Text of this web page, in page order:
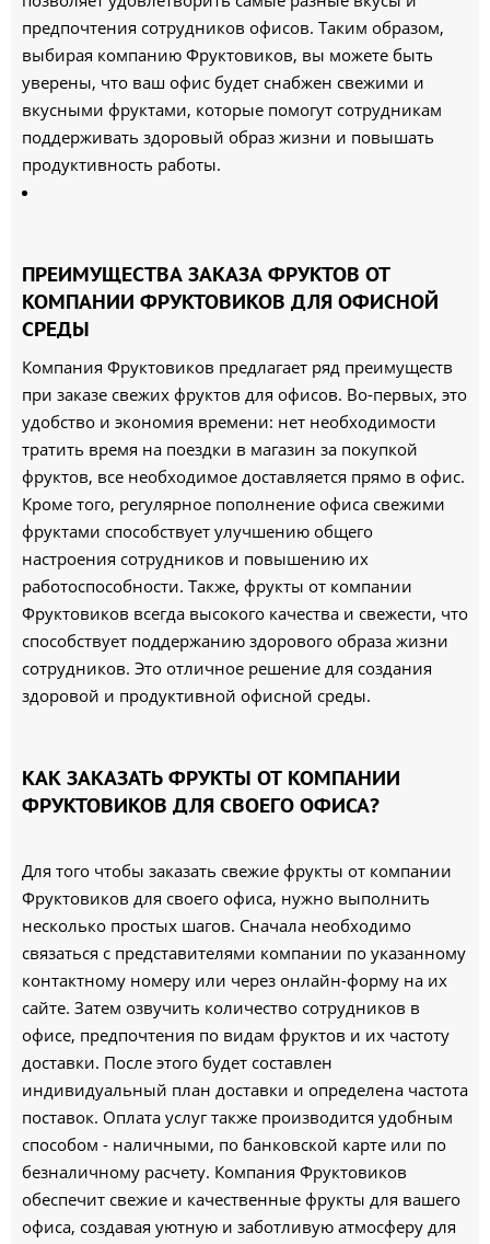
предпочтения сотрудников офисов. Таким образом,
выбирая компанию Фруктовиков, вы можете быть
уверены, что ваш офис будет снабжен свежими и
вкусными фруктами, которые помогут сотрудникам
поддерживать здоровый образ жизни и повышать
продуктивность работы.
ПРЕИМУЩЕСТВА ЗАКАЗА ФРУКТОВ ОТ
КОМПАНИИ ФРУКТОВИКОВ ДЛЯ ОФИСНОЙ
СРЕДЫ
Компания Фруктовиков предлагает ряд преимуществ
при заказе свежих фруктов для офисов. Во-первых, это
удобство и экономия времени: нет необходимости
тратить время на поездки в магазин за покупкой
фруктов, все необходимое доставляется прямо в офис.
Кроме того, регулярное пополнение офиса свежими
фруктами способствует улучшению общего
настроения сотрудников и повышению их
работоспособности. Также, фрукты от компании
Фруктовиков всегда высокого качества и свежести, что
способствует поддержанию здорового образа жизни
сотрудников. Это отличное решение для создания
здоровой и продуктивной офисной среды.
КАК ЗАКАЗАТЬ ФРУКТЫ ОТ КОМПАНИИ
ФРУКТОВИКОВ ДЛЯ СВОЕГО ОФИСА?
Для того чтобы заказать свежие фрукты от компании
Фруктовиков для своего офиса, нужно выполнить
несколько простых шагов. Сначала необходимо
связаться с представителями компании по указанному
контактному номеру или через онлайн-форму на их
сайте. Затем озвучить количество сотрудников в
офисе, предпочтения по видам фруктов и их частоту
доставки. После этого будет составлен
индивидуальный план доставки и определена частота
поставок. Оплата услуг также производится удобным
способом - наличными, по банковской карте или по
безналичному расчету. Компания Фруктовиков
обеспечит свежие и качественные фрукты для вашего
офиса, создавая уютную и заботливую атмосферу для